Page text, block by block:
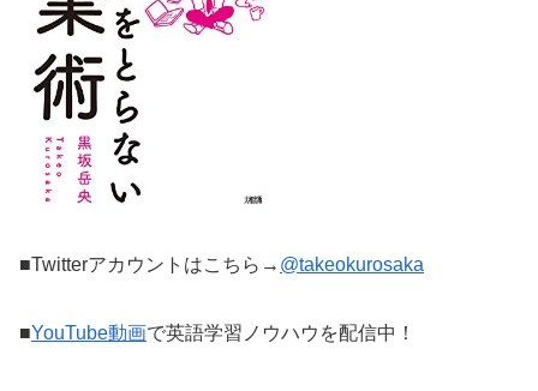
■Twitterアカウントはこちら→ @takeokurosaka
■YouTube動画で英語学習ノウハウを配信中！